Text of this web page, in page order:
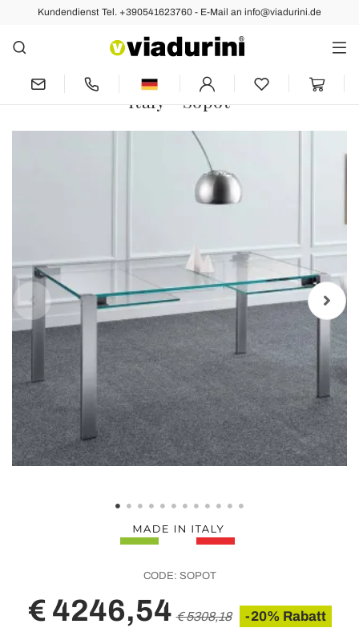
Kundendienst Tel. +390541623760 - E-Mail an info@viadurini.de
Zurück Vorher Nächste
Ausziehbarer Esstisch aus
extraleichtem Glas und Metall Made in
Italy - Sopot
CODE: SOPOT
€ 4246,54 € 5308,18 -20% Rabatt